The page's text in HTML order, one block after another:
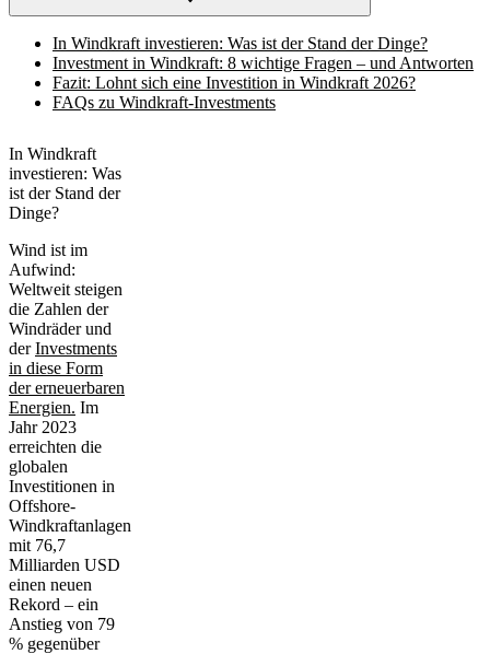
In Windkraft investieren: Was ist der Stand der Dinge?
Investment in Windkraft: 8 wichtige Fragen – und Antworten
Fazit: Lohnt sich eine Investition in Windkraft 2026?
FAQs zu Windkraft-Investments
In Windkraft
investieren: Was
ist der Stand der
Dinge?
Wind ist im
Aufwind:
Weltweit steigen
die Zahlen der
Windräder und
derInvestments
in diese Form
der erneuerbaren
Energien. Im
Jahr 2023
erreichten die
globalen
Investitionen in
Offshore-
Windkraftanlagen
mit 76,7
Milliarden USD
einen neuen
Rekord – ein
Anstieg von 79
% gegenüber